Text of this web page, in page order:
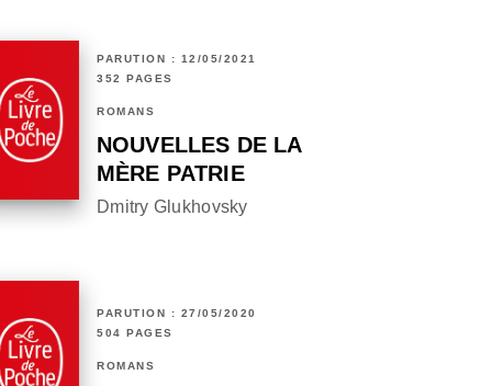
PARUTION : 12/05/2021
352 PAGES
ROMANS
NOUVELLES DE LA
MÈRE PATRIE
Dmitry Glukhovsky
PARUTION : 27/05/2020
504 PAGES
ROMANS